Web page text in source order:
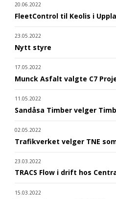
20.06.2022
FleetControl til Keolis i
23.05.2022
Nytt styre
17.05.2022
Munck Asfalt valgte C7
11.05.2022
Sandåsa Timber velger
02.05.2022
Trafikverket velger TNE
23.03.2022
TRACS Flow i drift hos
15.03.2022